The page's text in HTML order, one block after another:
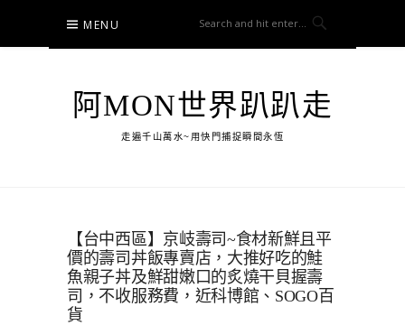
content
MENU
阿MON世界趴趴走
走遍千山萬水~用快門捕捉瞬間永恆
【台中西區】京岐壽司~食材新鮮且平
價的壽司丼飯專賣店，大推好吃的鮭
魚親子丼及鮮甜嫩口的炙燒干貝握壽
司，不收服務費，近科博館、SOGO百
貨